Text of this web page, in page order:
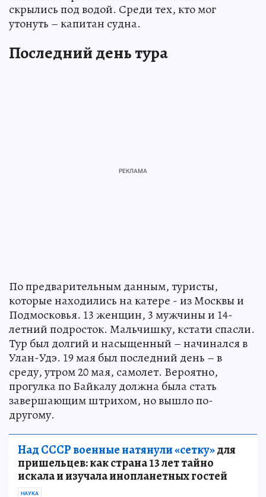
скрылись под водой. Среди тех, кто мог
утонуть – капитан судна.
Последний день тура
По предварительным данным, туристы,
которые находились на катере - из Москвы и
Подмосковья. 13 женщин, 3 мужчины и 14-
летний подросток. Мальчишку, кстати спасли.
Тур был долгий и насыщенный – начинался в
Улан-Удэ. 19 мая был последний день – в
среду, утром 20 мая, самолет. Вероятно,
прогулка по Байкалу должна была стать
завершающим штрихом, но вышло по-
другому.
Над СССР военные натянули «сетку»для
пришельцев: как страна 13 лет тайно
искала и изучала инопланетных гостей
НАУКА